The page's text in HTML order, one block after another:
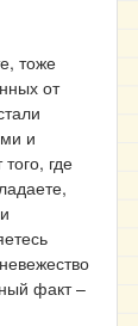
тоже
от
и
где
факт –